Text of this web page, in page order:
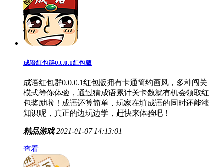
成语红包群0.0.0.1红包版
成语红包群0.0.0.1红包版拥有卡通简约画风，多种闯关
模式等你体验，通过猜成语累计关卡数就有机会领取红
包奖励啦！成语还算简单，玩家在填成语的同时还能涨
知识呢，真正的边玩边学，赶快来体验吧！
精品游戏 2021-01-07 14:13:01
查看